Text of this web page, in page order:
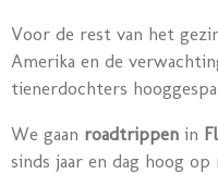
Voor de rest van het
Amerika en de
tienerdochters
We gaan roadtrippen in
sinds jaar en dag hoog